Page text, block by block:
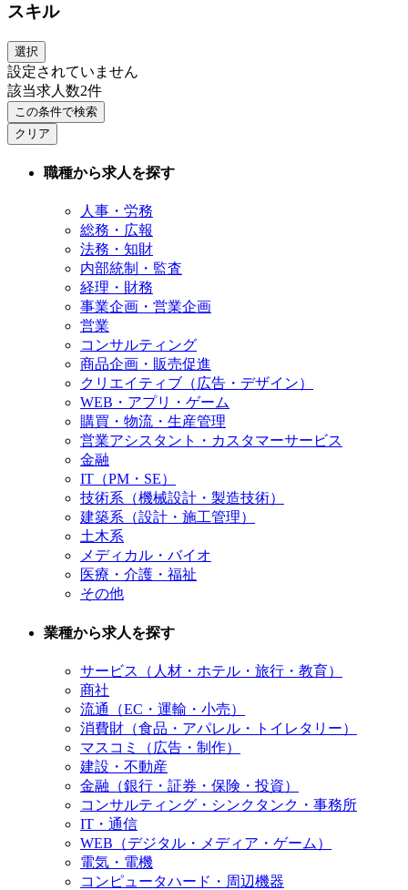
スキル
選択
設定されていません
該当求人数2件
この条件で検索
クリア
職種から求人を探す
人事・労務
総務・広報
法務・知財
内部統制・監査
経理・財務
事業企画・営業企画
営業
コンサルティング
商品企画・販売促進
クリエイティブ（広告・デザイン）
WEB・アプリ・ゲーム
購買・物流・生産管理
営業アシスタント・カスタマーサービス
金融
IT（PM・SE）
技術系（機械設計・製造技術）
建築系（設計・施工管理）
土木系
メディカル・バイオ
医療・介護・福祉
その他
業種から求人を探す
サービス（人材・ホテル・旅行・教育）
商社
流通（EC・運輸・小売）
消費財（食品・アパレル・トイレタリー）
マスコミ（広告・制作）
建設・不動産
金融（銀行・証券・保険・投資）
コンサルティング・シンクタンク・事務所
IT・通信
WEB（デジタル・メディア・ゲーム）
電気・電機
コンピュータハード・周辺機器